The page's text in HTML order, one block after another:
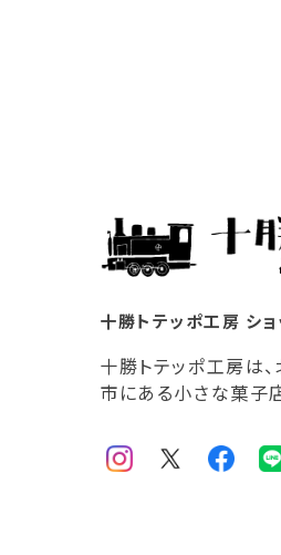
十勝トテッポ工房 ショ
十勝トテッポ工房は
市にある小さな菓子